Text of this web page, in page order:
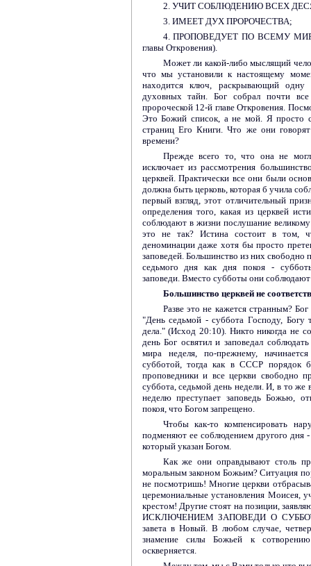
2. УЧИТ СОБЛЮДЕНИЮ ВСЕХ
3. ИМЕЕТ ДУХ ПРОРОЧЕСТВА;
4. ПРОПОВЕДУЕТ ПО ВСЕМУ
главы Откровения).
Может ли какой-либо мыслящий
что мы установили к настоящему
находится ключ, раскрывающий
духовных тайн. Бог собрал почти
пророческой 12-й главе Откровения.
Это Божий список, а не мой. Я просто
страниц Его Книги. Что же они
времени?
Прежде всего то, что она не
исключает из рассмотрения
церквей. Практически все они были
должна быть церковь, которая б учила
первый взгляд, этот отличительный
определения того, какая из церквей
соблюдают в жизни послушание
это не так? Истина состоит в том,
деноминации даже хотя бы просто
заповедей. Большинство из них
седьмого дня как дня покоя -
заповеди. Вместо субботы они
Большинство церквей не
Разве это не кажется странным?
"День седьмой - суббота Господу, Богу
дела." (Исход 20:10). Никто никогда не
день Бог освятил и заповедал
мира неделя, по-прежнему,
субботой, тогда как в СССР порядок
проповедники и все церкви свободно
суббота, седьмой день недели. И, в то
неделю преступает заповедь Божью,
покоя, что Богом запрещено.
Чтобы как-то компенсировать
подменяют ее соблюдением другого дня
который указан Богом.
Как же они оправдывают столь
моральным законом Божьим? Ситуация
не посмотришь! Многие церкви
церемониальные установления Моисея,
крестом! Другие стоят на позиции,
ИСКЛЮЧЕНИЕМ ЗАПОВЕДИ О
завета в Новый. В любом случае,
знамение силы Божьей к
оскверняется.